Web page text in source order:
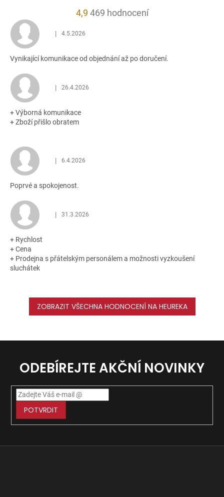
4,9 Průměrné
4,9
469 hodnocení
Hodnocení obchodu je 5 z 5 hvězdiček.
| 4.5.2026
Vynikající komunikace od objednání až po doručení.
Hodnocení obchodu je 5 z 5 hvězdiček.
| 26.4.2026
+ Výborná komunikace
+ Zboží přišlo obratem
Hodnocení obchodu je 5 z 5 hvězdiček.
| 6.4.2026
Poprvé a spokojenost.
Hodnocení obchodu je 5 z 5 hvězdiček.
| 31.3.2026
+ Rychlost
+ Cena
+ Prodejna s přátelským personálem a možnosti vyzkoušení
sluchátek
ZOBRAZIT VŠECHNA HODNOCENÍ NA HEUREKA
ODEBÍREJTE AKČNÍ NOVINKY
POTVRDIT
Z